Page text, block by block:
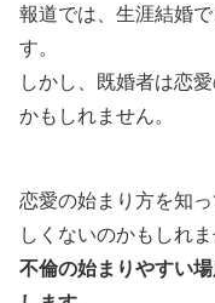
報道では、生涯結婚
す。
しかし、既婚者は恋
かもしれません。
恋愛の始まり方を知
しくないのかもしれま
不倫の始まりやすい